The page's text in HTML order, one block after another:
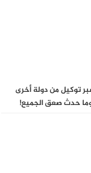
توكيل من دولة أخرى
وما حدث صعق الجميع!